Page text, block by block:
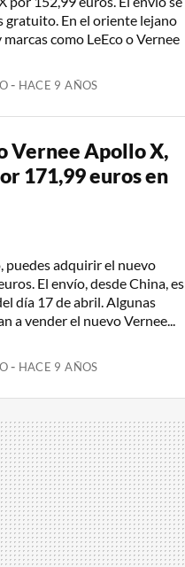
gratuito. En el oriente lejano
como LeEco o Vernee
HACE 9 AÑOS
Vernee Apollo X,
171,99 euros en
puedes adquirir el nuevo
El envío, desde China, es
día 17 de abril. Algunas
a vender el nuevo Vernee...
HACE 9 AÑOS